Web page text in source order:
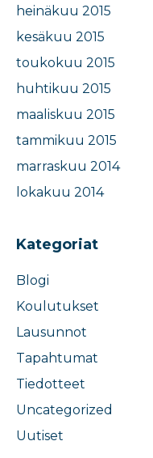
heinäkuu 2015
kesäkuu 2015
toukokuu 2015
huhtikuu 2015
maaliskuu 2015
tammikuu 2015
marraskuu 2014
lokakuu 2014
Kategoriat
Blogi
Koulutukset
Lausunnot
Tapahtumat
Tiedotteet
Uncategorized
Uutiset